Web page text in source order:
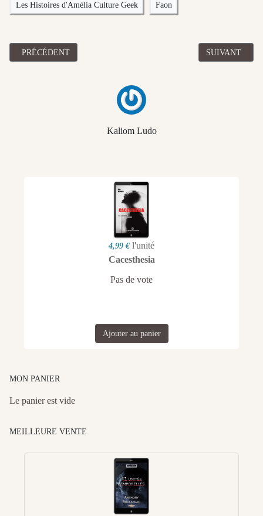
Kaliom Ludo
Les Histoires d'Amélia Culture Geek Faon
ARTICLE PRÉCÉDENT : CHRONIQUE DE "FAON" PAR
PRÉCÉDENT ARTICLE
SUIVANT
4,99 € l'unité
Cacesthesia
Pas de vote
Ajouter au panier
MON PANIER
Le panier est vide
MEILLEURE VENTE